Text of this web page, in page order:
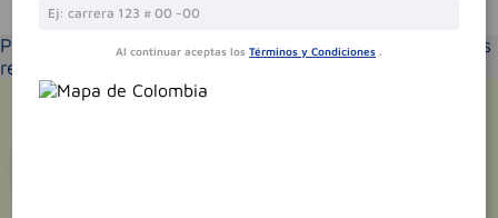
Por favor selecciona tu ubicación y verás los productos
recomendados según la cobertura de entrega
Al continuar aceptas los Términos y Condiciones .